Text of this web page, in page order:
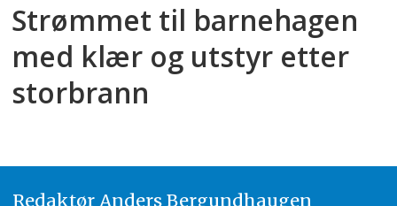
Strømmet til barnehagen
med klær og utstyr etter
storbrann
Redaktør Anders Bergundhaugen